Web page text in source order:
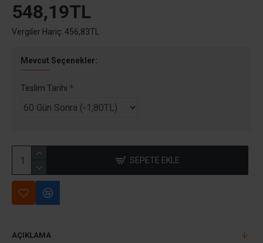
548,19TL
Vergiler Hariç: 456,83TL
Mevcut Seçenekler:
Teslim Tarihi
SEPETE EKLE
AÇIKLAMA